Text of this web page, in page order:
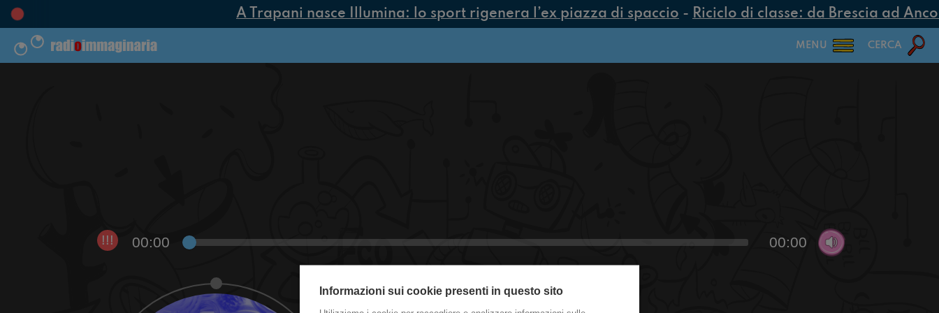
A Trapani nasce Illumina: lo sport rigenera l’ex piazza di spaccio- Riciclo di classe: da Brescia ad
MENU CERCA
!!! 00:00 00:00
Informazioni sui cookie presenti in questo sito